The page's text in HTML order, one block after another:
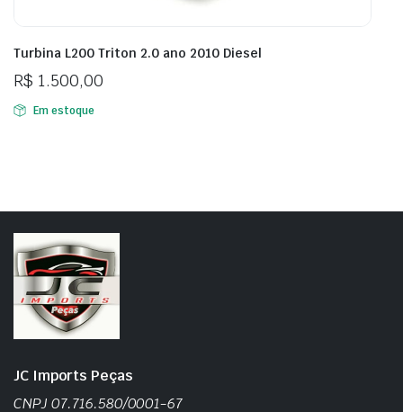
Turbina L200 Triton 2.0 ano 2010 Diesel
R$ 1.500,00
Em estoque
JC Imports Peças
CNPJ 07.716.580/0001-67